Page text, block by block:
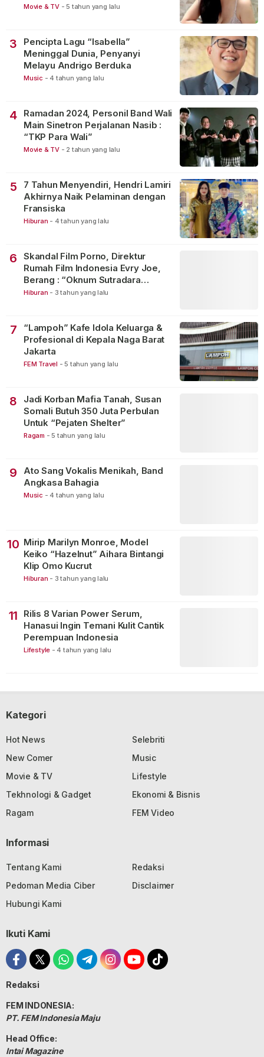
Movie & TV - 5 tahun yang lalu
3
Pencipta Lagu “Isabella”
Meninggal Dunia, Penyanyi
Melayu Andrigo Berduka
Music - 4 tahun yang lalu
4
Ramadan 2024, Personil Band Wali
Main Sinetron Perjalanan Nasib :
“TKP Para Wali”
Movie & TV - 2 tahun yang lalu
5
7 Tahun Menyendiri, Hendri Lamiri
Akhirnya Naik Pelaminan dengan
Fransiska
Hiburan - 4 tahun yang lalu
6
Skandal Film Porno, Direktur
Rumah Film Indonesia Evry Joe,
Berang : “Oknum Sutradara
Merusak Perfilman Indonesia”!
Hiburan - 3 tahun yang lalu
7
“Lampoh” Kafe Idola Keluarga &
Profesional di Kepala Naga Barat
Jakarta
FEM Travel - 5 tahun yang lalu
8
Jadi Korban Mafia Tanah, Susan
Somali Butuh 350 Juta Perbulan
Untuk “Pejaten Shelter”
Ragam - 5 tahun yang lalu
9
Ato Sang Vokalis Menikah, Band
Angkasa Bahagia
Music - 4 tahun yang lalu
10 Mirip Marilyn Monroe, Model
Keiko “Hazelnut” Aihara Bintangi
Klip Omo Kucrut
Hiburan - 3 tahun yang lalu
11
Rilis 8 Varian Power Serum,
Hanasui Ingin Temani Kulit Cantik
Perempuan Indonesia
Lifestyle - 4 tahun yang lalu
Kategori
Hot News
Selebriti
New Comer
Music
Movie & TV
Lifestyle
Tekhnologi & Gadget
Ekonomi & Bisnis
Ragam
FEM Video
Informasi
Tentang Kami
Redaksi
Pedoman Media Ciber
Disclaimer
Hubungi Kami
Ikuti Kami
Redaksi
FEM INDONESIA:
PT. FEM Indonesia Maju
Head Office:
Intai Magazine